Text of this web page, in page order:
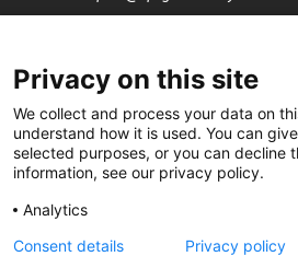
@CGTCatalunya
cgtcatalunya
cgtcatalunya
Privacy on this site
We collect and process your data on
understand how it is used. You can
selected purposes, or you can decline
information, see our privacy policy.
Analytics
Consent details
Privacy policy